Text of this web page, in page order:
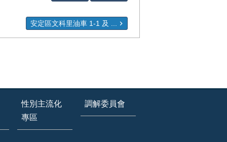
安定區文科里油車 1-1 及 ...
性別主流化
專區
調解委員會